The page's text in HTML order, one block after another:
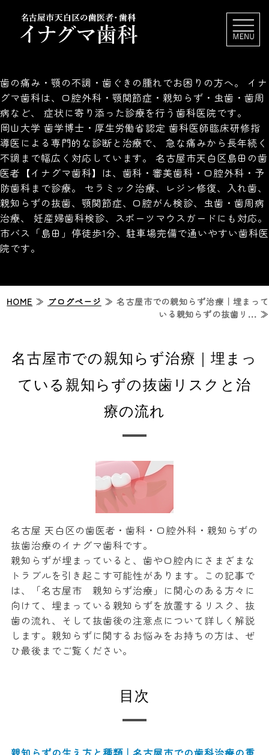
歯の痛み・顎の不調・歯ぐきの腫れでお困りの方へ。 イナ
グマ歯科は、口腔外科・顎関節症・親知らず・虫歯・歯周
病など、 症状に寄り添った診療を行う歯科医院です。
岡山大学 歯学博士・厚生労働省認定 歯科医師臨床研修指
導医による専門的な診断と治療で、 急な痛みから長年続く
不調まで幅広く対応しています。 名古屋市天白区島田の歯
医者【イナグマ歯科】は、歯科・審美歯科・口腔外科・予
防歯科まで診療。 セラミック治療、レジン修復、入れ歯、
親知らずの抜歯、顎関節症、口腔がん検診、虫歯・歯周病
治療、 妊産婦歯科検診、スポーツマウスガードにも対応。
市バス「島田」停徒歩1分、駐車場完備で通いやすい歯科医
院です。
ホーム
症例紹介
診療案内
HOME ≫ ブログページ ≫ 名古屋市での親知らず治療｜埋まって
いる親知らずの抜歯リ... ≫
名古屋市での親知らず治療｜埋まっ
ている親知らずの抜歯リスクと治
療の流れ
名古屋 天白区の歯医者・歯科・口腔外科・親知らずの
抜歯治療のイナグマ歯科です。
親知らずが埋まっていると、歯や口腔内にさまざまな
トラブルを引き起こす可能性があります。この記事で
は、「名古屋市 親知らず治療」に関心のある方々に
向けて、埋まっている親知らずを放置するリスク、抜
歯の流れ、そして抜歯後の注意点について詳しく解説
します。親知らずに関するお悩みをお持ちの方は、ぜ
ひ最後までご覧ください。
目次